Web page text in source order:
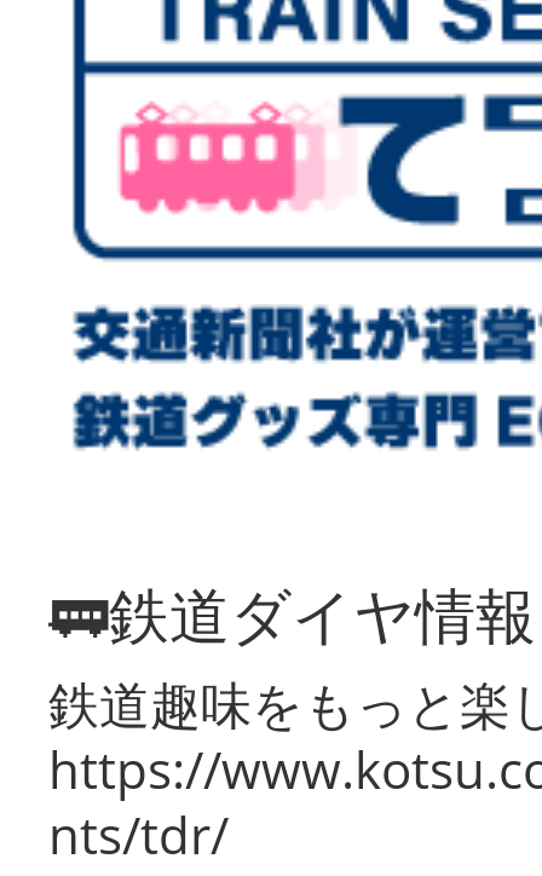
🚃鉄道ダイヤ情
鉄道趣味をもっと楽
https://
nts/tdr/